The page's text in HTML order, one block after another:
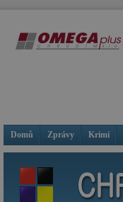
Domů Zprávy Krimi